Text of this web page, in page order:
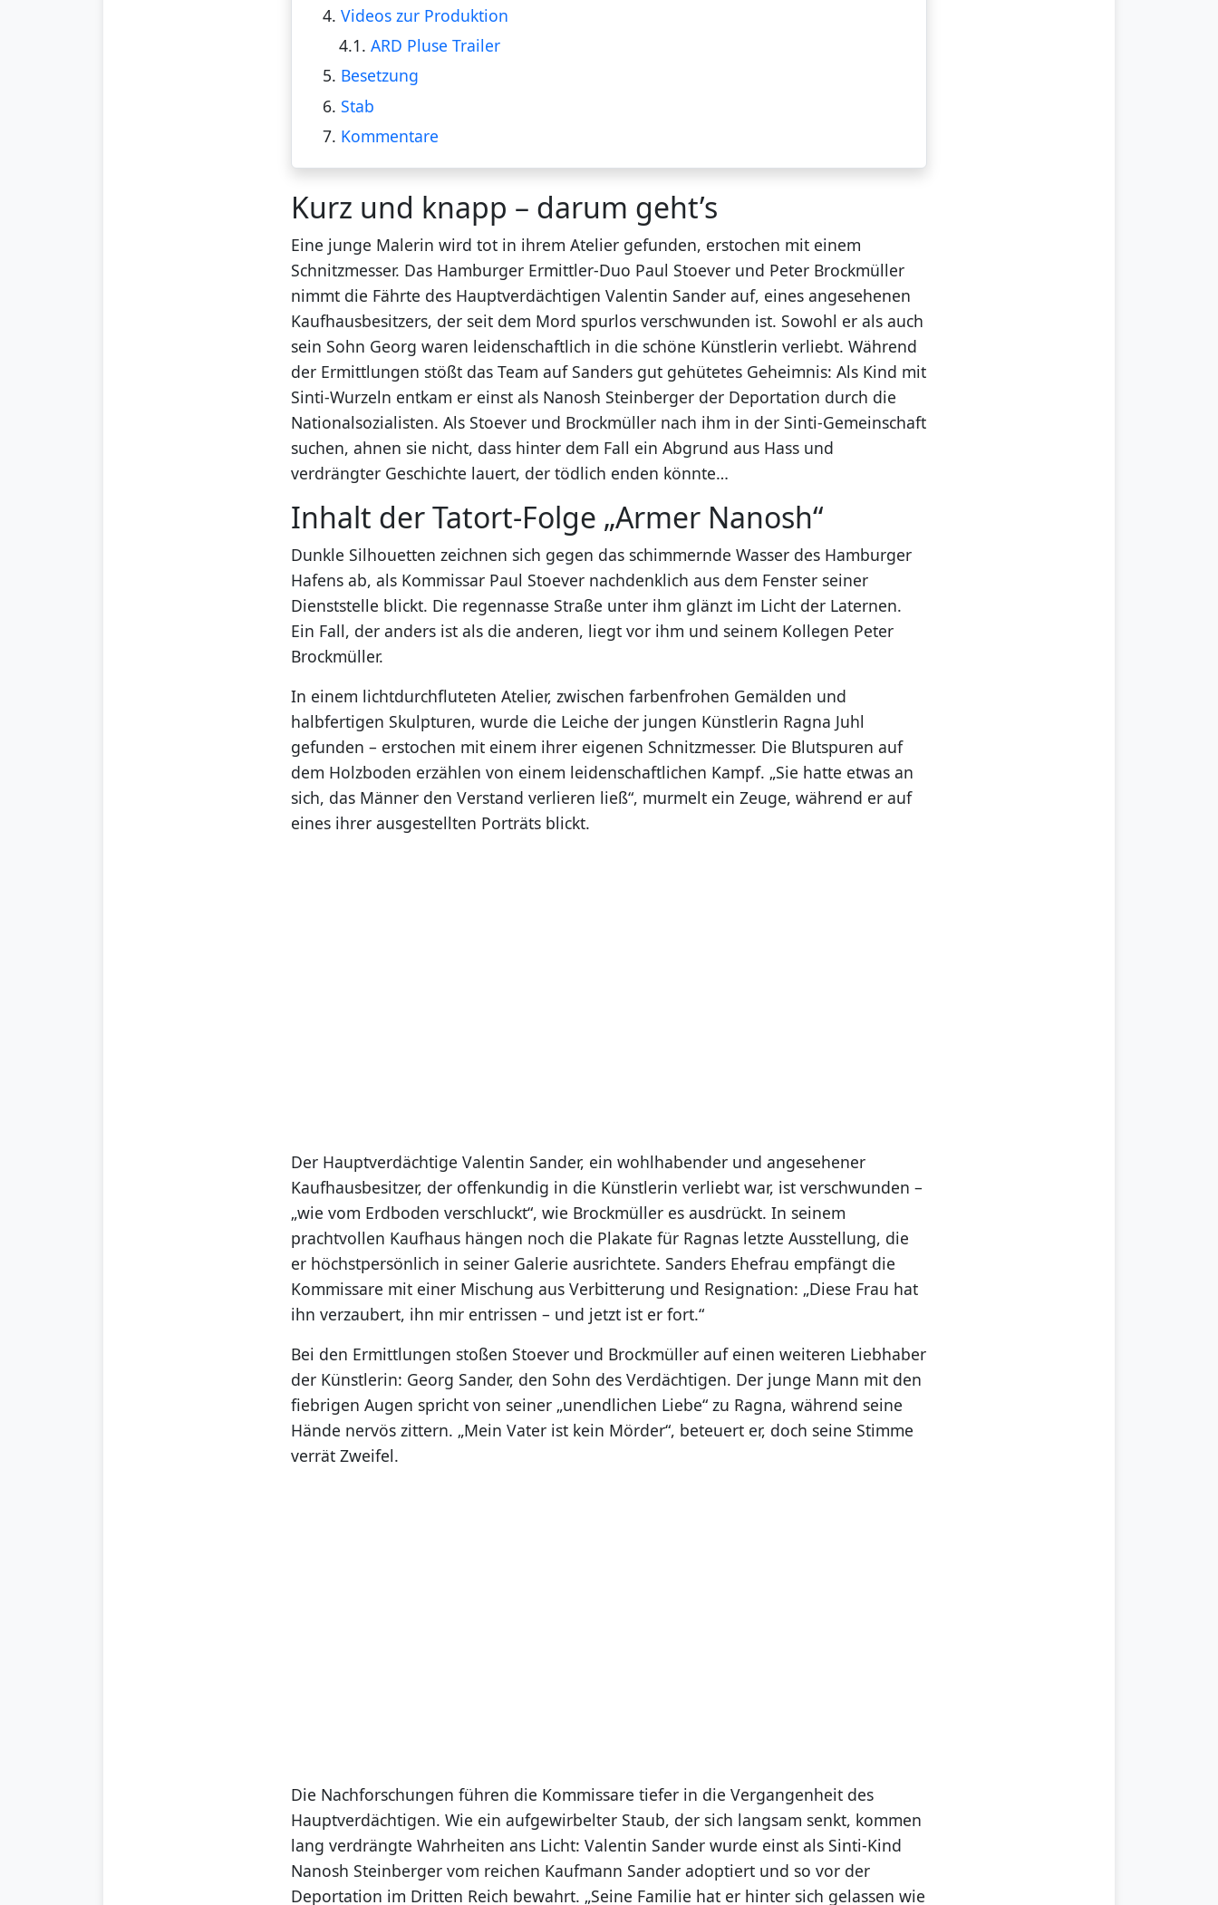
4. Videos zur Produktion
4.1. ARD Pluse Trailer
5. Besetzung
6. Stab
7. Kommentare
Kurz und knapp – darum geht’s
Eine junge Malerin wird tot in ihrem Atelier gefunden, erstochen mit einem
Schnitzmesser. Das Hamburger Ermittler-Duo Paul Stoever und Peter Brockmüller
nimmt die Fährte des Hauptverdächtigen Valentin Sander auf, eines angesehenen
Kaufhausbesitzers, der seit dem Mord spurlos verschwunden ist. Sowohl er als auch
sein Sohn Georg waren leidenschaftlich in die schöne Künstlerin verliebt. Während
der Ermittlungen stößt das Team auf Sanders gut gehütetes Geheimnis: Als Kind mit
Sinti-Wurzeln entkam er einst als Nanosh Steinberger der Deportation durch die
Nationalsozialisten. Als Stoever und Brockmüller nach ihm in der Sinti-Gemeinschaft
suchen, ahnen sie nicht, dass hinter dem Fall ein Abgrund aus Hass und
verdrängter Geschichte lauert, der tödlich enden könnte…
Inhalt der Tatort-Folge „Armer Nanosh“
Dunkle Silhouetten zeichnen sich gegen das schimmernde Wasser des Hamburger
Hafens ab, als Kommissar Paul Stoever nachdenklich aus dem Fenster seiner
Dienststelle blickt. Die regennasse Straße unter ihm glänzt im Licht der Laternen.
Ein Fall, der anders ist als die anderen, liegt vor ihm und seinem Kollegen Peter
Brockmüller.
In einem lichtdurchfluteten Atelier, zwischen farbenfrohen Gemälden und
halbfertigen Skulpturen, wurde die Leiche der jungen Künstlerin Ragna Juhl
gefunden – erstochen mit einem ihrer eigenen Schnitzmesser. Die Blutspuren auf
dem Holzboden erzählen von einem leidenschaftlichen Kampf. „Sie hatte etwas an
sich, das Männer den Verstand verlieren ließ“, murmelt ein Zeuge, während er auf
eines ihrer ausgestellten Porträts blickt.
Der Hauptverdächtige Valentin Sander, ein wohlhabender und angesehener
Kaufhausbesitzer, der offenkundig in die Künstlerin verliebt war, ist verschwunden –
„wie vom Erdboden verschluckt“, wie Brockmüller es ausdrückt. In seinem
prachtvollen Kaufhaus hängen noch die Plakate für Ragnas letzte Ausstellung, die
er höchstpersönlich in seiner Galerie ausrichtete. Sanders Ehefrau empfängt die
Kommissare mit einer Mischung aus Verbitterung und Resignation: „Diese Frau hat
ihn verzaubert, ihn mir entrissen – und jetzt ist er fort.“
Bei den Ermittlungen stoßen Stoever und Brockmüller auf einen weiteren Liebhaber
der Künstlerin: Georg Sander, den Sohn des Verdächtigen. Der junge Mann mit den
fiebrigen Augen spricht von seiner „unendlichen Liebe“ zu Ragna, während seine
Hände nervös zittern. „Mein Vater ist kein Mörder“, beteuert er, doch seine Stimme
verrät Zweifel.
Die Nachforschungen führen die Kommissare tiefer in die Vergangenheit des
Hauptverdächtigen. Wie ein aufgewirbelter Staub, der sich langsam senkt, kommen
lang verdrängte Wahrheiten ans Licht: Valentin Sander wurde einst als Sinti-Kind
Nanosh Steinberger vom reichen Kaufmann Sander adoptiert und so vor der
Deportation im Dritten Reich bewahrt. „Seine Familie hat er hinter sich gelassen wie